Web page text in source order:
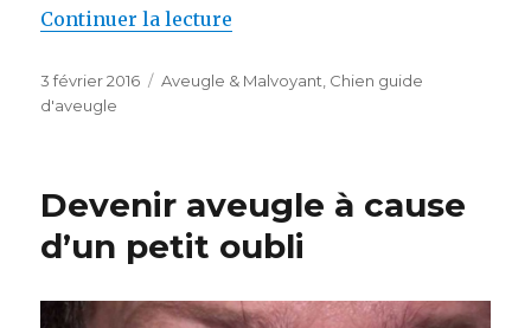
Continuer la lecture
Publié
le
3 février 2016 Catégories
Aveugle & Malvoyant Chien guide
d'aveugle
Devenir aveugle à cause
d’un petit oubli